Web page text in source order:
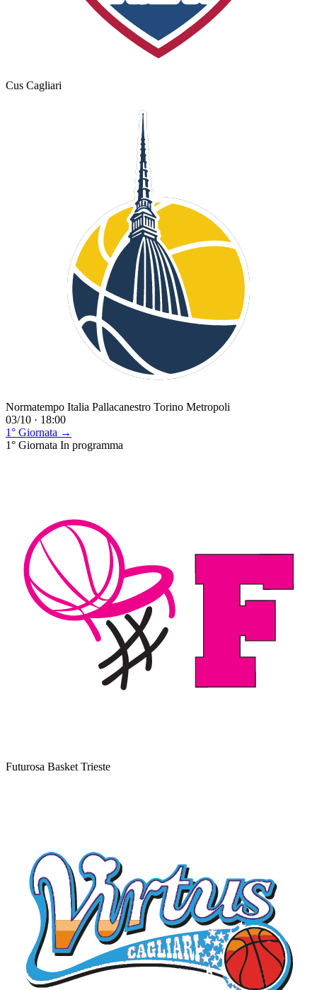
Cus Cagliari
Normatempo Italia Pallacanestro Torino Metropoli
03/10 · 18:00
1° Giornata →
1° Giornata In programma
Futurosa Basket Trieste